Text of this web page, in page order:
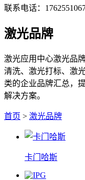
联系电话：
激光品牌
激光应用中心激光品
清洗、激光打标、激
类的企业品牌汇总，
解决方案。
首页 > 激光品牌
卡门哈斯